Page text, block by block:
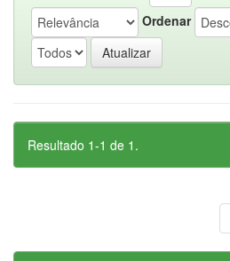
Ordenar
Resultado 1-1 de 1.